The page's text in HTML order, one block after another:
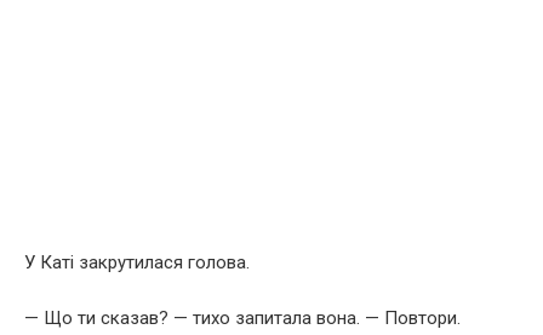
У Каті закрутилася голова.
— Що ти сказав? — тихо запитала вона. — Повтори.